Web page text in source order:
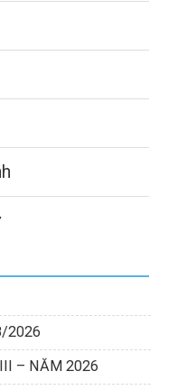
2026
– NĂM 2026